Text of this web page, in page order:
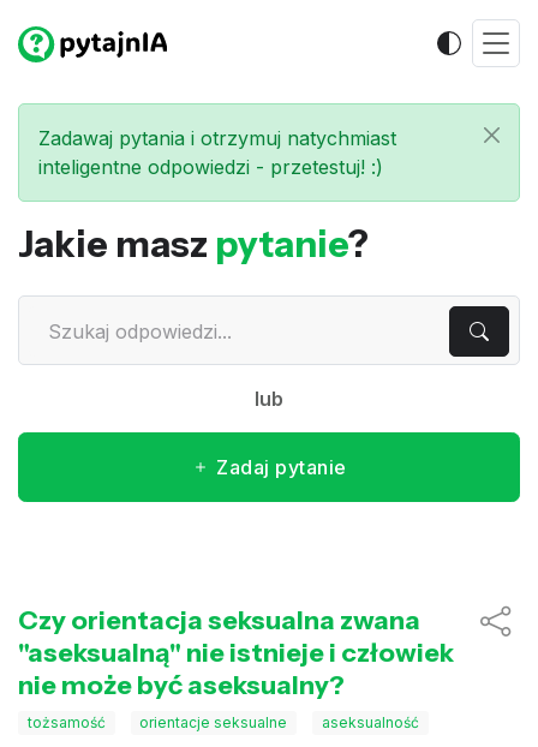
Zadawaj pytania i otrzymuj natychmiast
inteligentne odpowiedzi - przetestuj! :)
Jakie masz pytanie?
lub
Zadaj pytanie
Czy orientacja seksualna zwana
"aseksualną" nie istnieje i człowiek
nie może być aseksualny?
tożsamość orientacje seksualne aseksualność